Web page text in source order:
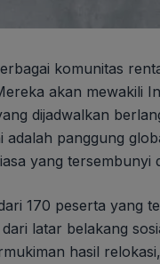
komunitas
akan mewakili
dijadwalkan
panggung
yang tersembunyi
170 peserta yang
latar belakang
hasil